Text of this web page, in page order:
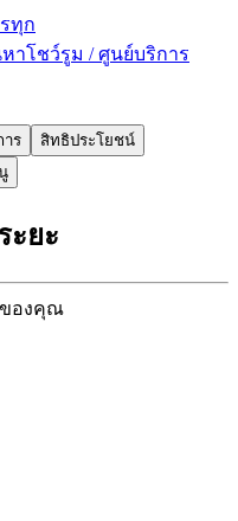
ทุก
าโชว์รูม / ศูนย์บริการ
าร
สิทธิประโยชน์
ะยะ
ของคุณ